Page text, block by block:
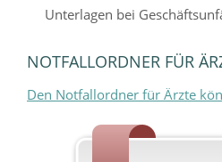
Unterlagen bei
NOTFALLORDNER FÜR
Den Notfallordner für Ärzte